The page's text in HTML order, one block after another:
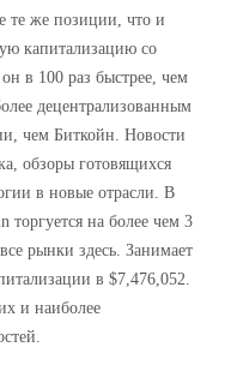
же позиции, что и
капитализацию со
в 100 раз быстрее, чем
децентрализованным
чем Биткойн. Новости
обзоры готовящихся
в новые отрасли. В
торгуется на более чем 3
рынки здесь. Занимает
в $7,476,052.
и наиболее